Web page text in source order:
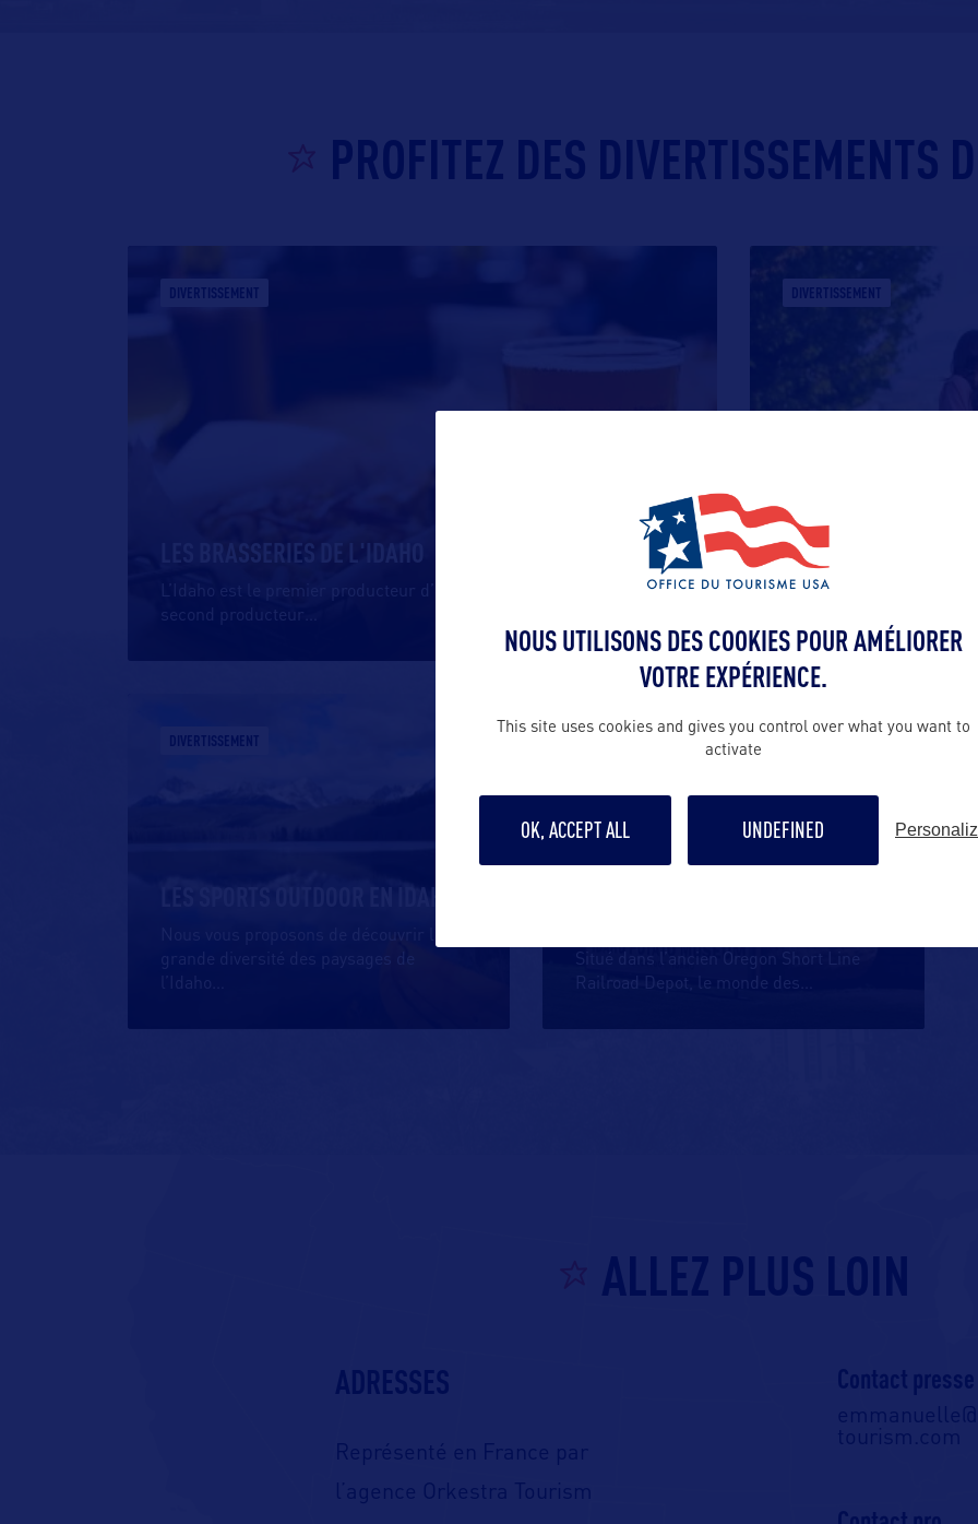
PROFITEZ DES DIVERTISSEMENTS
DIVERTISSEMENT
LES BRASSERIES DE L'IDAHO
L’Idaho est le premier producteur d’orge des Etats-Unis, et le
second producteur
DIVERTISSEMENT
LES VIGNOBLES DE
L’Idaho dispose d’une
DIVERTISSEMENT
LES SPORTS OUTDOOR EN IDAHO
grande diversité des paysages de
Situé dans l’ancien Oregon Short Line
Railroad Depot, le monde des
ALLEZ PLUS LOIN
ADRESSES
Représenté en France par
l’agence Orkestra Tourism
Contact presse
tourism.com
NOUS UTILISONS DES COOKIES POUR AMÉLIORER
VOTRE EXPÉRIENCE.
This site uses cookies and gives you control over what you want to
activate
OK, ACCEPT ALL UNDEFINED